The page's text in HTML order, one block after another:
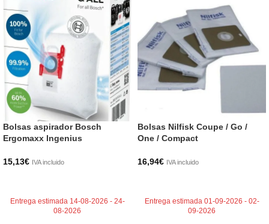
Bolsas aspirador Bosch
Ergomaxx Ingenius
15,13€ IVA incluido
Entrega estimada 14-08-2026 - 24-
08-2026
Bolsas Nilfisk Coupe / Go /
One / Compact
16,94€ IVA incluido
Entrega estimada 01-09-2026 - 02-
09-2026